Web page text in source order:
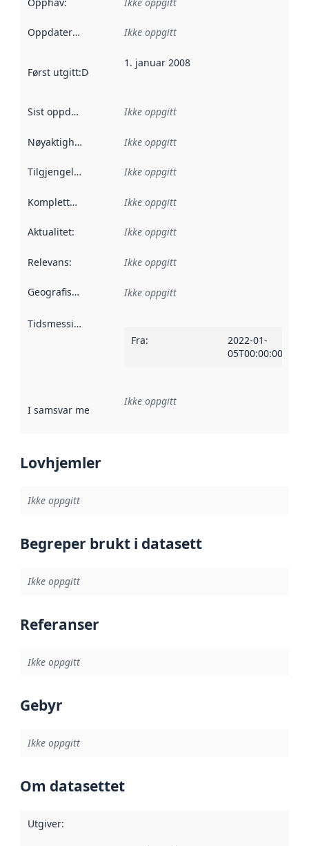
Oppdateringsfrekvens :
Ikke oppgitt
Først utgitt:Denne datoen sier når dataene i dette
1. januar 2008
Sist oppdatert Ikke oppgitt
Nøyaktighet Ikke oppgitt
Tilgjengelighet Ikke oppgitt
Kompletthet Ikke oppgitt
Aktualitet: Ikke oppgitt
Relevans: Ikke oppgitt
Geografisk avgrensning :
Ikke oppgitt
Tidsmessig avgrensning
Fra:
2022-01-
05T00:00:00Z
I samsvar med Referanse til en implementasjonsregel
Ikke oppgitt
Lovhjemler
Ikke oppgitt
Begreper brukt i datasett
Ikke oppgitt
Referanser
Ikke oppgitt
Gebyr
Ikke oppgitt
Om datasettet
Utgiver: